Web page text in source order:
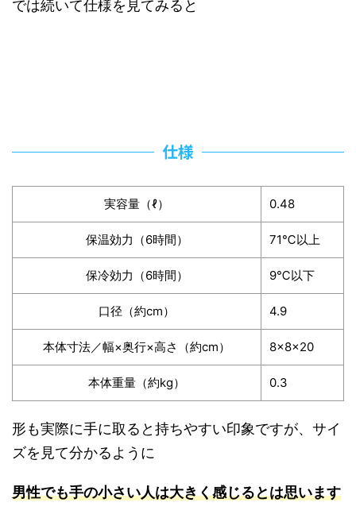
では続いて仕様を見てみると
仕様
実容量（ℓ） 0.48
保温効力（6時間） 71℃以上
保冷効力（6時間） 9℃以下
口径（約cm） 4.9
本体寸法／幅×奥行×高さ（約cm） 8×8×20
本体重量（約kg） 0.3
形も実際に手に取ると持ちやすい印象ですが、サイ
ズを見て分かるように
男性でも手の小さい人は大きく感じるとは思います